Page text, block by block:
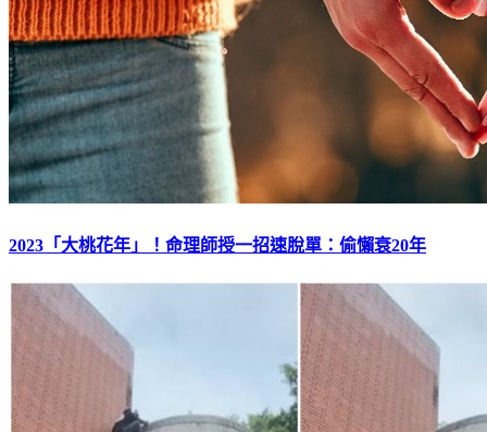
2023「大桃花年」！命理師授一招速脫單：偷懶衰20年